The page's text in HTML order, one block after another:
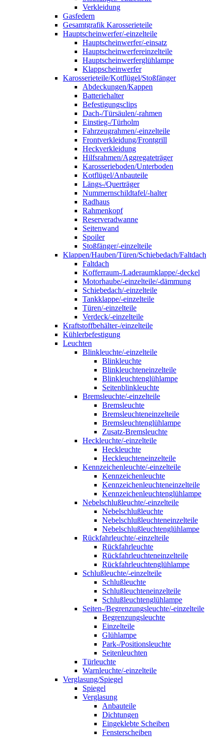
Verkleidung
Gasfedern
Gesamtgrafik Karosserieteile
Hauptscheinwerfer/-einzelteile
Hauptscheinwerfer/-einsatz
Hauptscheinwerfereinzelteile
Hauptscheinwerferglühlampe
Klappscheinwerfer
Karosserieteile/Kotflügel/Stoßfänger
Abdeckungen/Kappen
Batteriehalter
Befestigungsclips
Dach-/Türsäulen/-rahmen
Einstieg-/Türholm
Fahrzeugrahmen/-einzelteile
Frontverkleidung/Frontgrill
Heckverkleidung
Hilfsrahmen/Aggregateträger
Karosserieboden/Unterboden
Kotflügel/Anbauteile
Längs-/Querträger
Nummernschildtafel/-halter
Radhaus
Rahmenkopf
Reserveradwanne
Seitenwand
Spoiler
Stoßfänger/-einzelteile
Klappen/Hauben/Türen/Schiebedach/Faltdach
Faltdach
Kofferraum-/Laderaumklappe/-deckel
Motorhaube/-einzelteile/-dämmung
Schiebedach/-einzelteile
Tankklappe/-einzelteile
Türen/-einzelteile
Verdeck/-einzelteile
Kraftstoffbehälter-/einzelteile
Kühlerbefestigung
Leuchten
Blinkleuchte/-einzelteile
Blinkleuchte
Blinkleuchteneinzelteile
Blinkleuchtenglühlampe
Seitenblinkleuchte
Bremsleuchte/-einzelteile
Bremsleuchte
Bremsleuchteneinzelteile
Bremsleuchtenglühlampe
Zusatz-Bremsleuchte
Heckleuchte/-einzelteile
Heckleuchte
Heckleuchteneinzelteile
Kennzeichenleuchte/-einzelteile
Kennzeichenleuchte
Kennzeichenleuchteneinzelteile
Kennzeichenleuchtenglühlampe
Nebelschlußleuchte/-einzelteile
Nebelschlußleuchte
Nebelschlußleuchteneinzelteile
Nebelschlußleuchtenglühlampe
Rückfahrleuchte/-einzelteile
Rückfahrleuchte
Rückfahrleuchteneinzelteile
Rückfahrleuchtenglühlampe
Schlußleuchte/-einzelteile
Schlußleuchte
Schlußleuchteneinzelteile
Schlußleuchtenglühlampe
Seiten-/Begrenzungsleuchte/-einzelteile
Begrenzungsleuchte
Einzelteile
Glühlampe
Park-/Positionsleuchte
Seitenleuchten
Türleuchte
Warnleuchte/-einzelteile
Verglasung/Spiegel
Spiegel
Verglasung
Anbauteile
Dichtungen
Eingeklebte Scheiben
Fensterscheiben